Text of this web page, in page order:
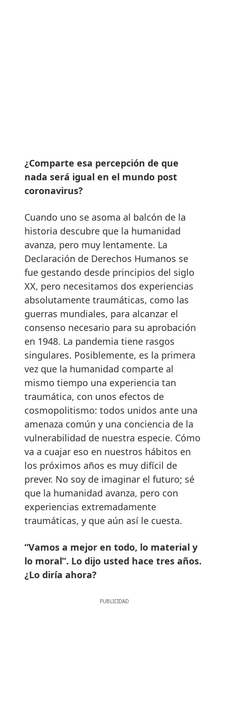
¿Comparte esa percepción de que
nada será igual en el mundo post
coronavirus?
Cuando uno se asoma al balcón de la
historia descubre que la humanidad
avanza, pero muy lentamente. La
Declaración de Derechos Humanos se
fue gestando desde principios del siglo
XX, pero necesitamos dos experiencias
absolutamente traumáticas, como las
guerras mundiales, para alcanzar el
consenso necesario para su aprobación
en 1948. La pandemia tiene rasgos
singulares. Posiblemente, es la primera
vez que la humanidad comparte al
mismo tiempo una experiencia tan
traumática, con unos efectos de
cosmopolitismo: todos unidos ante una
amenaza común y una conciencia de la
vulnerabilidad de nuestra especie. Cómo
va a cuajar eso en nuestros hábitos en
los próximos años es muy difícil de
prever. No soy de imaginar el futuro; sé
que la humanidad avanza, pero con
experiencias extremadamente
traumáticas, y que aún así le cuesta.
“Vamos a mejor en todo, lo material y
lo moral”. Lo dijo usted hace tres años.
¿Lo diría ahora?